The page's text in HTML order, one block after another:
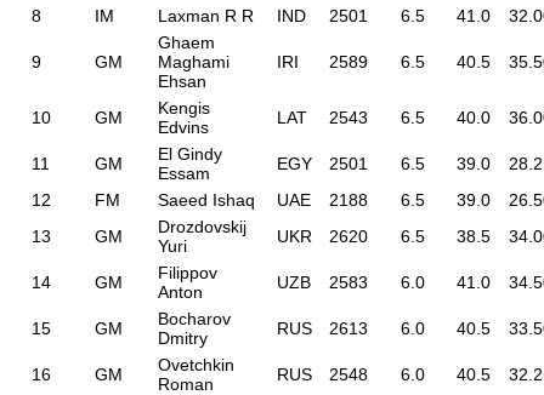
8
IM Laxman R R IND 2501 6.5 41.0
9 GM
Ghaem
Maghami
Ehsan
IRI 2589 6.5 40.5
10 GM
Kengis
Edvins
LAT 2543 6.5 40.0
11 GM
El Gindy
Essam
EGY 2501 6.5 39.0
12
FM Saeed Ishaq UAE 2188 6.5 39.0
13
GM
Drozdovskij
Yuri
UKR 2620 6.5 38.5
14 GM
Filippov
Anton
UZB 2583 6.0 41.0
15 GM
Bocharov
Dmitry
RUS 2613 6.0 40.5
16 GM
Ovetchkin
Roman
RUS 2548 6.0 40.5